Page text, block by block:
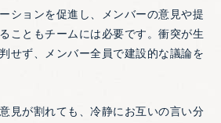
ションを促進し、メンバーの意見や提
こともチームには必要です。衝突が生
せず、メンバー全員で建設的な議論を
見が割れても、冷静にお互いの言い分